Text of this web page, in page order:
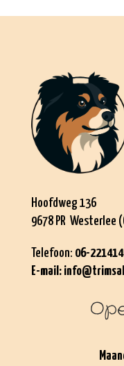
Hoofdweg 136
9678 PR Westerlee
Telefoon: 06-
E-mail: